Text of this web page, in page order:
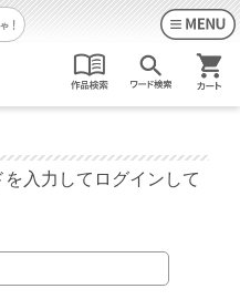
！
入力してログインして